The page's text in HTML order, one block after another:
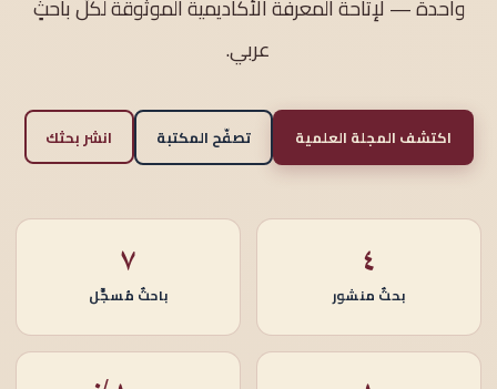
واحدة — لإتاحة المعرفة الأكاديمية الموثوقة لكلّ باحثٍ
عربي.
اكتشف المجلة العلمية تصفّح المكتبة انشر بحثك
٤
بحثٌ منشور
٧
باحثٌ مُسجَّل